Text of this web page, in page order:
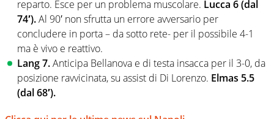
reparto. Esce per un problema muscolare. Lucca 6 (dal
74′).Al 90′ non sfrutta un errore avversario per
concludere in porta – da sotto rete- per il possibile 4-1
ma è vivo e reattivo.
Lang 7.Anticipa Bellanova e di testa insacca per il 3-0, da
posizione ravvicinata, su assist di Di Lorenzo. Elmas 5.5
(dal 68′).